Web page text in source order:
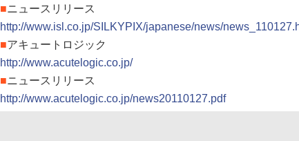
■ニュースリリース
http://www.isl.co.jp/SILKYPIX/japanese/news/
■アキュートロジック
http://www.acutelogic.co.jp/
■ニュースリリース
http://www.acutelogic.co.jp/news20110127.pdf